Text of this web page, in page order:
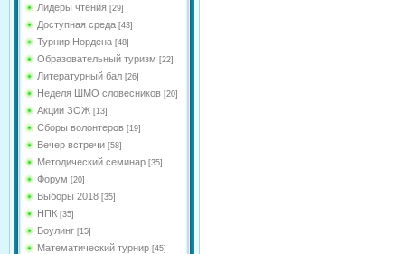
Лидеры чтения [29]
Доступная среда [43]
Турнир Нордена [48]
Образовательный туризм [22]
Литературный бал [26]
Неделя ШМО словесников [20]
Акции ЗОЖ [13]
Сборы волонтеров [19]
Вечер встречи [58]
Методический семинар [35]
Форум [20]
Выборы 2018 [35]
НПК [35]
Боулинг [15]
Математический турнир [45]